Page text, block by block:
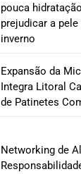
pouca
prejudicar a
inverno
Expansão da
Integra Litoral
de Patinetes
Networking de